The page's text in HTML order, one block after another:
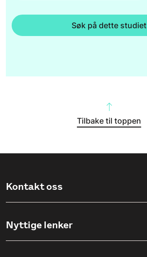
Søk på dette studiet
Tilbake til toppen
Kontakt oss
Ullevålsveien 76, 0454 OSLO
Nyttige lenker